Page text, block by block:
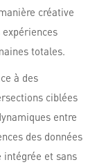
créative
expériences
totales.
à des
ciblées
entre
des données
intégrée et sans